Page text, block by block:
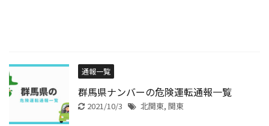
通報一覧
群馬県ナンバーの危険運転通報一覧
2021/10/3 北関東, 関東